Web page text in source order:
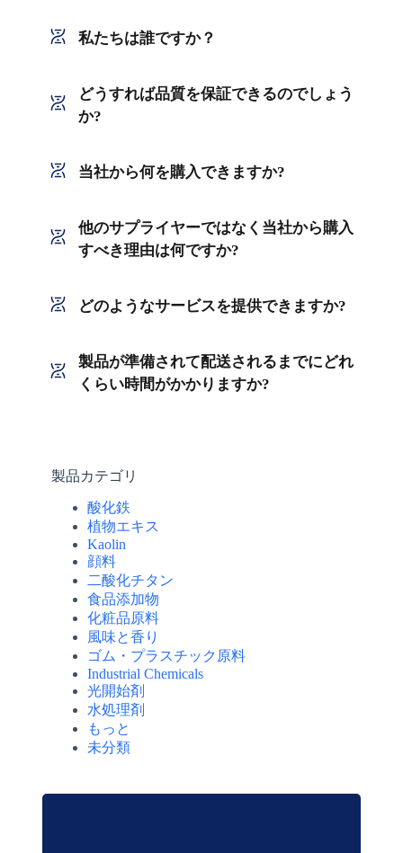
私たちは誰ですか？
どうすれば品質を保証できるのでしょう
か?
当社から何を購入できますか?
他のサプライヤーではなく当社から購入
すべき理由は何ですか?
どのようなサービスを提供できますか?
製品が準備されて配送されるまでにどれ
くらい時間がかかりますか?
製品カテゴリ
酸化鉄
植物エキス
Kaolin
顔料
二酸化チタン
食品添加物
化粧品原料
風味と香り
ゴム・プラスチック原料
Industrial Chemicals
光開始剤
水処理剤
もっと
未分類